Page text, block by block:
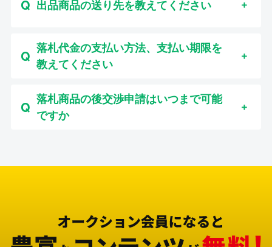
出品商品の送り先を教えてください
落札代金の支払い方法、支払い期限を
教えてください
落札商品の後交渉申請はいつまで可能
ですか